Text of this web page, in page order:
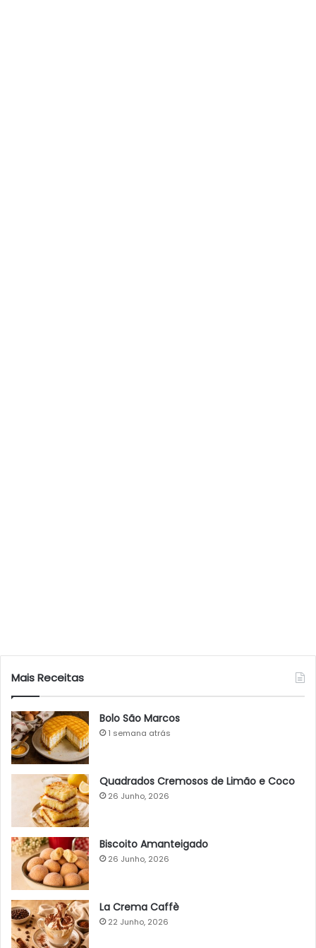
Mais Receitas
Bolo São Marcos
1 semana atrás
Quadrados Cremosos de Limão e Coco
26 Junho, 2026
Biscoito Amanteigado
26 Junho, 2026
La Crema Caffè
22 Junho, 2026